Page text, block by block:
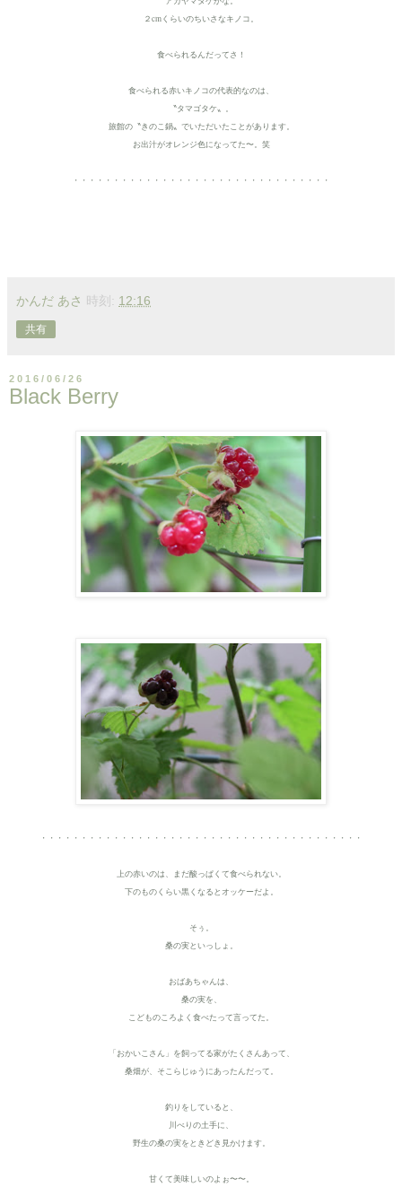
２cmくらいのちいさなキノコ。
食べられるんだってさ！
食べられる赤いキノコの代表的なのは、
〝タマゴタケ〟。
旅館の〝きのこ鍋〟でいただいたことがあります。
お出汁がオレンジ色になってた〜。笑
・・・・・・・・・・・・・・・・・・・・・・・・・・・・・・・・
かんだ あさ 時刻: 12:16
共有
2016/06/26
Black Berry
・・・・・・・・・・・・・・・・・・・・・・・・・・・・・・・・・・・・・・・・
上の赤いのは、まだ酸っぱくて食べられない。
下のものくらい黒くなるとオッケーだよ。
そぅ。
桑の実といっしょ。
おばあちゃんは、
桑の実を、
こどものころよく食べたって言ってた。
「おかいこさん」を飼ってる家がたくさんあって、
桑畑が、そこらじゅうにあったんだって。
釣りをしていると、
川べりの土手に、
野生の桑の実をときどき見かけます。
甘くて美味しいのよぉ〜〜。